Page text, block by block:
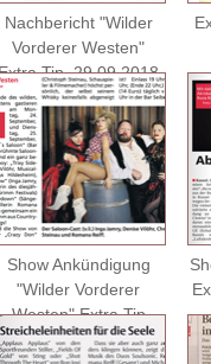
Nachbericht "Wilder
Vorderer Westen"
Tip, 29.09.2018
Show Ankündigung
"Wilder Vorderer
Westen" Extra Tip
25.08.2018